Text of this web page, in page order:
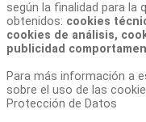
según la finalidad para la
obtenidos: cookies
cookies de análisis,
publicidad
Para más información a
sobre el uso de las
Protección de Datos